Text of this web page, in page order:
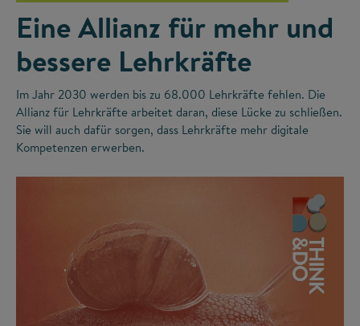
Eine Allianz für mehr und
bessere Lehrkräfte
Im Jahr 2030 werden bis zu 68.000 Lehrkräfte fehlen. Die
Allianz für Lehrkräfte arbeitet daran, diese Lücke zu schließen.
Sie will auch dafür sorgen, dass Lehrkräfte mehr digitale
Kompetenzen erwerben.